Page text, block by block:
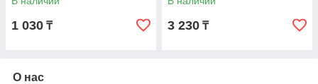
1 030 ₸ 3 230 ₸
О нас